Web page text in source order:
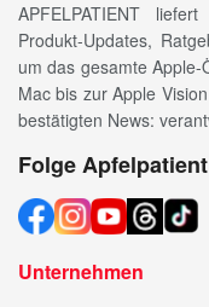
APFELPATIENT
Produkt-Updates,
um das gesamte
Mac bis zur Apple
bestätigten News:
Folge Apfelpatient
Unternehmen